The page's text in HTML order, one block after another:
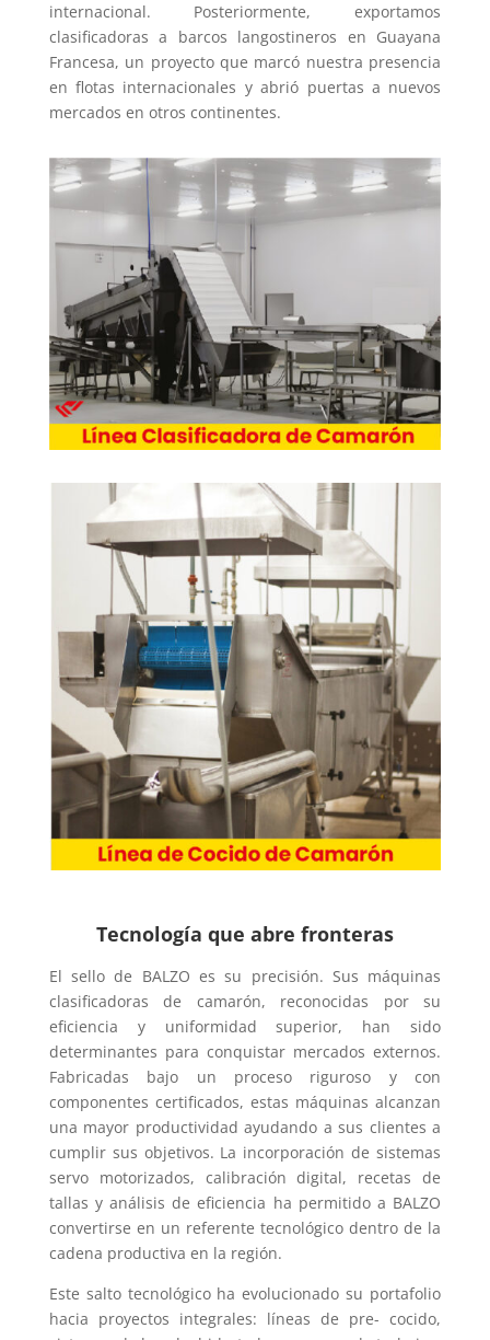
internacional. Posteriormente, exportamos
clasificadoras a barcos langostineros en Guayana
Francesa, un proyecto que marcó nuestra presencia
en flotas internacionales y abrió puertas a nuevos
mercados en otros continentes.
Tecnología que abre fronteras
El sello de BALZO es su precisión. Sus máquinas
clasificadoras de camarón, reconocidas por su
eficiencia y uniformidad superior, han sido
determinantes para conquistar mercados externos.
Fabricadas bajo un proceso riguroso y con
componentes certificados, estas máquinas alcanzan
una mayor productividad ayudando a sus clientes a
cumplir sus objetivos. La incorporación de sistemas
servo motorizados, calibración digital, recetas de
tallas y análisis de eficiencia ha permitido a BALZO
convertirse en un referente tecnológico dentro de la
cadena productiva en la región.
Este salto tecnológico ha evolucionado su portafolio
hacia proyectos integrales: líneas de pre- cocido,